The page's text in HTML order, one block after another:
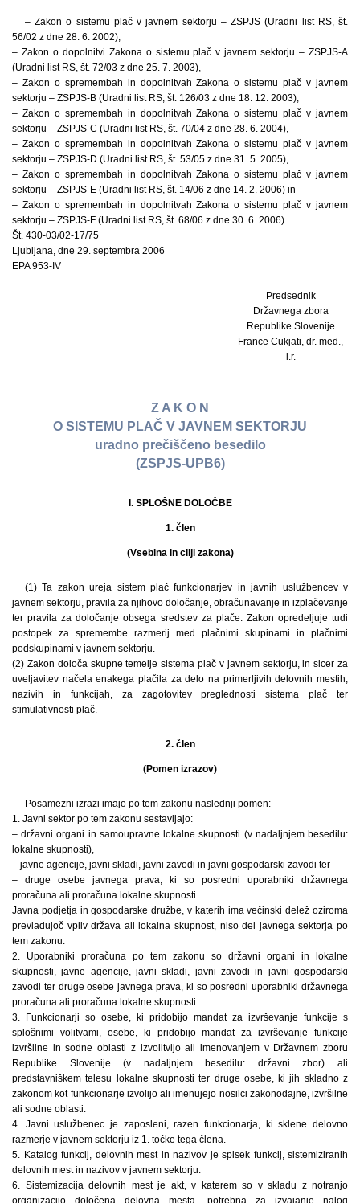
– Zakon o sistemu plač v javnem sektorju – ZSPJS (Uradni list RS, št.
56/02 z dne 28. 6. 2002),
– Zakon o dopolnitvi Zakona o sistemu plač v javnem sektorju – ZSPJS-A
(Uradni list RS, št. 72/03 z dne 25. 7. 2003),
– Zakon o spremembah in dopolnitvah Zakona o sistemu plač v javnem
sektorju – ZSPJS-B (Uradni list RS, št. 126/03 z dne 18. 12. 2003),
– Zakon o spremembah in dopolnitvah Zakona o sistemu plač v javnem
sektorju – ZSPJS-C (Uradni list RS, št. 70/04 z dne 28. 6. 2004),
– Zakon o spremembah in dopolnitvah Zakona o sistemu plač v javnem
sektorju – ZSPJS-D (Uradni list RS, št. 53/05 z dne 31. 5. 2005),
– Zakon o spremembah in dopolnitvah Zakona o sistemu plač v javnem
sektorju – ZSPJS-E (Uradni list RS, št. 14/06 z dne 14. 2. 2006) in
– Zakon o spremembah in dopolnitvah Zakona o sistemu plač v javnem
sektorju – ZSPJS-F (Uradni list RS, št. 68/06 z dne 30. 6. 2006).
Št. 430-03/02-17/75
Ljubljana, dne 29. septembra 2006
EPA 953-IV
Predsednik
Državnega zbora
Republike Slovenije
France Cukjati, dr. med.,
l.r.
Z A K O N
O SISTEMU PLAČ V JAVNEM SEKTORJU
uradno prečiščeno besedilo
(ZSPJS-UPB6)
I. SPLOŠNE DOLOČBE
1. člen
(Vsebina in cilji zakona)
(1) Ta zakon ureja sistem plač funkcionarjev in javnih uslužbencev v
javnem sektorju, pravila za njihovo določanje, obračunavanje in izplačevanje
ter pravila za določanje obsega sredstev za plače. Zakon opredeljuje tudi
postopek za spremembe razmerij med plačnimi skupinami in plačnimi
podskupinami v javnem sektorju.
(2) Zakon določa skupne temelje sistema plač v javnem sektorju, in sicer za
uveljavitev načela enakega plačila za delo na primerljivih delovnih mestih,
nazivih in funkcijah, za zagotovitev preglednosti sistema plač ter
stimulativnosti plač.
2. člen
(Pomen izrazov)
Posamezni izrazi imajo po tem zakonu naslednji pomen:
1. Javni sektor po tem zakonu sestavljajo:
– državni organi in samoupravne lokalne skupnosti (v nadaljnjem besedilu:
lokalne skupnosti),
– javne agencije, javni skladi, javni zavodi in javni gospodarski zavodi ter
– druge osebe javnega prava, ki so posredni uporabniki državnega
proračuna ali proračuna lokalne skupnosti.
Javna podjetja in gospodarske družbe, v katerih ima večinski delež oziroma
prevladujoč vpliv država ali lokalna skupnost, niso del javnega sektorja po
tem zakonu.
2. Uporabniki proračuna po tem zakonu so državni organi in lokalne
skupnosti, javne agencije, javni skladi, javni zavodi in javni gospodarski
zavodi ter druge osebe javnega prava, ki so posredni uporabniki državnega
proračuna ali proračuna lokalne skupnosti.
3. Funkcionarji so osebe, ki pridobijo mandat za izvrševanje funkcije s
splošnimi volitvami, osebe, ki pridobijo mandat za izvrševanje funkcije
izvršilne in sodne oblasti z izvolitvijo ali imenovanjem v Državnem zboru
Republike Slovenije (v nadaljnjem besedilu: državni zbor) ali
predstavniškem telesu lokalne skupnosti ter druge osebe, ki jih skladno z
zakonom kot funkcionarje izvolijo ali imenujejo nosilci zakonodajne, izvršilne
ali sodne oblasti.
4. Javni uslužbenec je zaposleni, razen funkcionarja, ki sklene delovno
razmerje v javnem sektorju iz 1. točke tega člena.
5. Katalog funkcij, delovnih mest in nazivov je spisek funkcij, sistemiziranih
delovnih mest in nazivov v javnem sektorju.
6. Sistemizacija delovnih mest je akt, v katerem so v skladu z notranjo
organizacijo določena delovna mesta, potrebna za izvajanje nalog